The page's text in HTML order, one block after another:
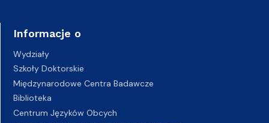
Informacje o
Wydziały
Szkoły Doktorskie
Międzynarodowe Centra Badawcze
Biblioteka
Centrum Języków Obcych